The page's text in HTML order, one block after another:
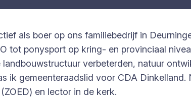
als boer op ons familiebedrijf in
tot ponysport op kring- en provinciaal
verbeterden, natuur
ik gemeenteraadslid voor CDA Dinkelland.
en lector in de kerk.